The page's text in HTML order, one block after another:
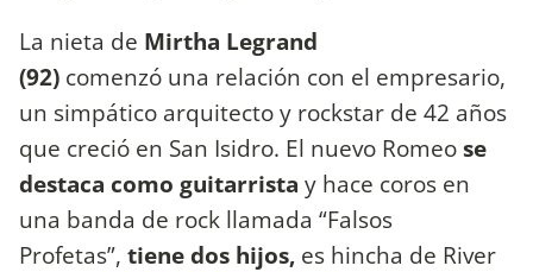
La nieta de Mirtha Legrand
(92) comenzó una relación con el empresario,
un simpático arquitecto y rockstar de 42 años
que creció en San Isidro. El nuevo Romeose
destaca como guitarrista y hace coros en
una banda de rock llamada “Falsos
Profetas”, tiene dos hijos, es hincha de River